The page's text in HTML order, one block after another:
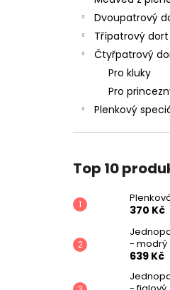
Dvoupatrový
Třípatrový dort
Čtyřpatrový
Pro kluky
Pro
Plenkový
Top 10
370 Kč
- modrý
639 Kč
PLENKOVÁ
370 Kč